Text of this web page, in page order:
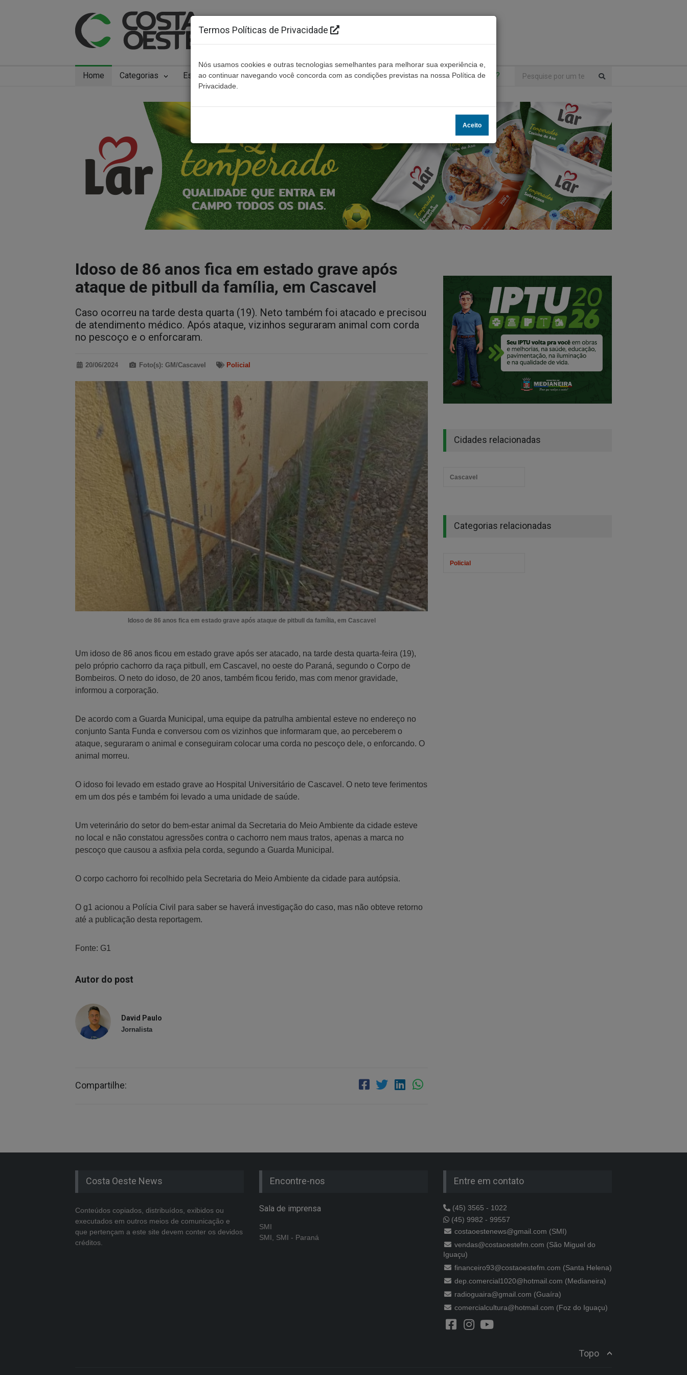
Home Categorias Especiais Cidades Ouça ao vivo Contato Não encontrou algo?
Idoso de 86 anos fica em estado grave após
ataque de pitbull da família, em Cascavel
Caso ocorreu na tarde desta quarta (19). Neto também foi atacado e precisou
de atendimento médico. Após ataque, vizinhos seguraram animal com corda
no pescoço e o enforcaram.
20/06/2024 Foto(s): GM/Cascavel Policial
Idoso de 86 anos fica em estado grave após ataque de pitbull da família, em Cascavel
Um idoso de 86 anos ficou em estado grave após ser atacado, na tarde desta quarta-feira (19),
pelo próprio cachorro da raça pitbull, em Cascavel, no oeste do Paraná, segundo o Corpo de
Bombeiros. O neto do idoso, de 20 anos, também ficou ferido, mas com menor gravidade,
informou a corporação.
De acordo com a Guarda Municipal, uma equipe da patrulha ambiental esteve no endereço no
conjunto Santa Funda e conversou com os vizinhos que informaram que, ao perceberem o
ataque, seguraram o animal e conseguiram colocar uma corda no pescoço dele, o enforcando. O
animal morreu.
O idoso foi levado em estado grave ao Hospital Universitário de Cascavel. O neto teve ferimentos
em um dos pés e também foi levado a uma unidade de saúde.
Um veterinário do setor do bem-estar animal da Secretaria do Meio Ambiente da cidade esteve
no local e não constatou agressões contra o cachorro nem maus tratos, apenas a marca no
pescoço que causou a asfixia pela corda, segundo a Guarda Municipal.
O corpo cachorro foi recolhido pela Secretaria do Meio Ambiente da cidade para autópsia.
O g1 acionou a Polícia Civil para saber se haverá investigação do caso, mas não obteve retorno
até a publicação desta reportagem.
Fonte: G1
Autor do post
David Paulo
Jornalista
Compartilhe:
Cidades relacionadas
Cascavel
Categorias relacionadas
Policial
Costa Oeste News
Conteúdos copiados, distribuídos, exibidos ou
executados em outros meios de comunicação e
que pertençam a este site devem conter os devidos
créditos.
Encontre-nos
Sala de imprensa
SMI
SMI, SMI - Paraná
Entre em contato
(45) 3565 - 1022
(45) 9982 - 99557
costaoestenews@gmail.com (SMI)
vendas@costaoestefm.com (São Miguel do
Iguaçu)
financeiro93@costaoestefm.com (Santa Helena)
dep.comercial1020@hotmail.com (Medianeira)
radioguaira@gmail.com (Guaíra)
comercialcultura@hotmail.com (Foz do Iguaçu)
Topo
Termos Políticas de Privacidade
Nós usamos cookies e outras tecnologias semelhantes para melhorar sua experiência e,
ao continuar navegando você concorda com as condições previstas na nossa Política de
Privacidade.
Aceito